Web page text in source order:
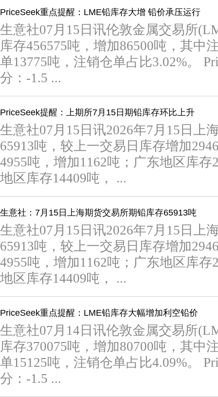
PriceSeek重点提醒：LME铅库存大增 铅价承压运行
生意社07月15日讯伦敦金属交易所
库存456575吨，增加86500吨，其中
单13775吨，注销仓单占比3.02%。
分：-1.5 ...
PriceSeek提醒：上期所7月15日期铅库存环比上升
生意社07月15日讯2026年7月15日上
65913吨，较上一交易日库存增加
4955吨，增加1162吨；广东地区库
地区库存14409吨， ...
生意社：7月15日上海期货交易所期铅库存65913吨
生意社07月15日讯2026年7月15日上
65913吨，较上一交易日库存增加
4955吨，增加1162吨；广东地区库
地区库存14409吨， ...
PriceSeek重点提醒：LME铅库存大幅增加利空铅价
生意社07月14日讯伦敦金属交易所
库存370075吨，增加80700吨，其中
单15125吨，注销仓单占比4.09%。
分：-1.5 ...